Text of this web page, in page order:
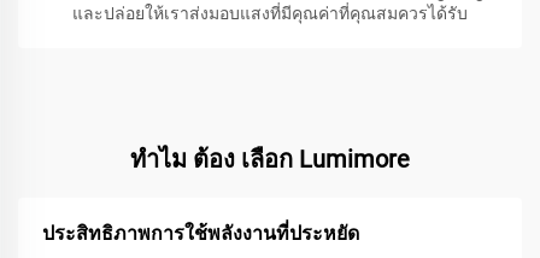
และปล่อยให้เราส่งมอบแสงที่มีคุณค่าที่คุณสมควรได้รับ
ทําไม ต้อง เลือก Lumimore
ประสิทธิภาพการใช้พลังงานที่ประหยัด